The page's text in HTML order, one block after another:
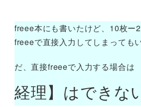
freee本にも書いたけど、10枚ー
freeeで直接入力してしまっても
だ、直接freeeで入力する場合は
経理】はできな